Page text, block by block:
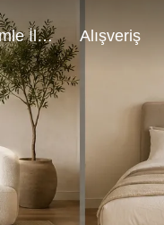
Bizimle İletişim Alışveriş